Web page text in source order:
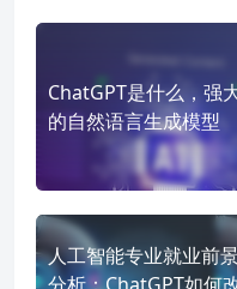
ChatGPT是什么，强
的自然语言生成模型
人工智能专业就业前